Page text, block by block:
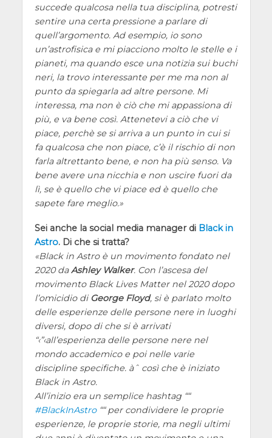
succede qualcosa nella tua disciplina, potresti
sentire una certa pressione a parlare di
quell’argomento. Ad esempio, io sono
un’astrofisica e mi piacciono molto le stelle e i
pianeti, ma quando esce una notizia sui buchi
neri, la trovo interessante per me ma non al
punto da spiegarla ad altre persone. Mi
interessa, ma non è ciò che mi appassiona di
più, e va bene così. Attenetevi a ciò che vi
piace, perchè se si arriva a un punto in cui si
fa qualcosa che non piace, c’è il rischio di non
farla altrettanto bene, e non ha più senso. Va
bene avere una nicchia e non uscire fuori da
lì, se è quello che vi piace ed è quello che
sapete fare meglio.
Sei anche la social media manager di Black in
Astro. Di che si tratta?
Black in Astro è un movimento fondato nel
2020 daAshley Walker. Con l’ascesa del
movimento Black Lives Matter nel 2020 dopo
l’omicidio di George Floyd, si è parlato molto
delle esperienze delle persone nere in luoghi
diversi, dopo di che si è arrivati
“‹”‹all’esperienza delle persone nere nel
mondo accademico e poi nelle varie
discipline specifiche. àˆ così che è iniziato
Black in Astro.
All’inizio era un semplice hashtag ““
#BlackInAstro““ per condividere le proprie
esperienze, le proprie storie, ma negli ultimi